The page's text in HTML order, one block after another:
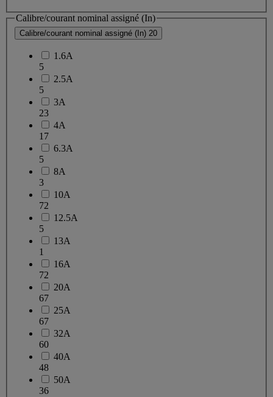
Calibre/courant nominal assigné (In)
Calibre/courant nominal assigné (In) 20
1.6A
5
2.5A
5
3A
23
4A
17
6.3A
5
8A
3
10A
72
12.5A
5
13A
1
16A
72
20A
67
25A
67
32A
60
40A
48
50A
36